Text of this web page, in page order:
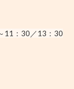
：30／13：30